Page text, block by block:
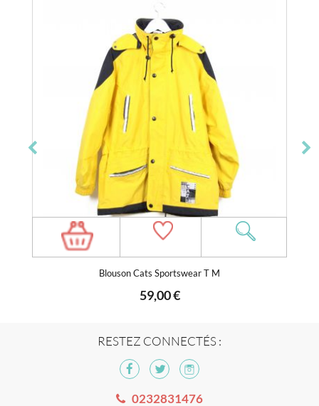
Blouson Cats Sportswear T M
59,00 €
RESTEZ CONNECTÉS :
0232831476